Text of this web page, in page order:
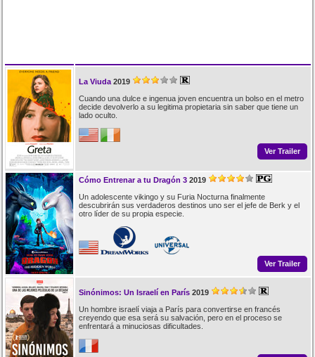
La Viuda 2019
Cuando una dulce e ingenua joven encuentra un bolso en el metro
decide devolverlo a su legitima propietaria sin saber que tiene un
lado oculto.
Ver Trailer
Cómo Entrenar a tu Dragón 3 2019
Un adolescente vikingo y su Furia Nocturna finalmente
descubrirán sus verdaderos destinos uno ser el jefe de Berk y el
otro líder de su propia especie.
Ver Trailer
Sinónimos: Un Israelí en París 2019
Un hombre israelí viaja a París para convertirse en francés
creyendo que esa será su salvación, pero en el proceso se
enfrentará a minuciosas dificultades.